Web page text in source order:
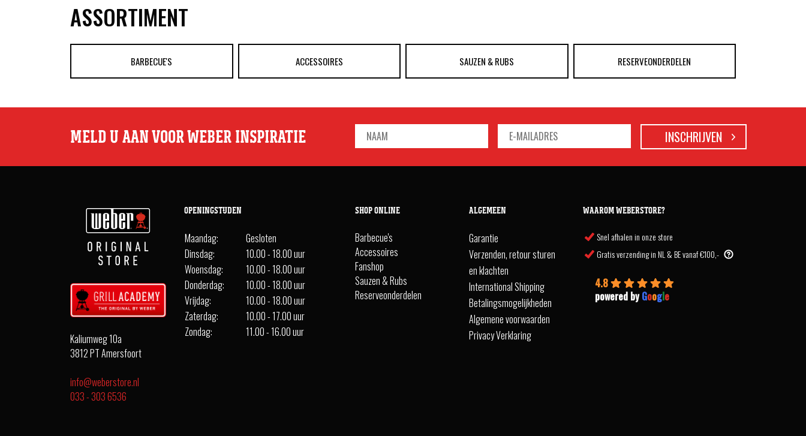
ASSORTIMENT
BARBECUE'S ACCESSOIRES SAUZEN & RUBS RESERVEONDERDELEN
MELD U AAN VOOR WEBER INSPIRATIE
Kaliumweg 10a
3812 PT Amersfoort
info@weberstore.nl
033 - 303 6536
OPENINGSTIJDEN
Maandag:
Gesloten
Dinsdag:
10.00 - 18.00 uur
Woensdag:
10.00 - 18.00 uur
Donderdag:
10.00 - 18.00 uur
Vrijdag:
10.00 - 18.00 uur
Zaterdag:
10.00 - 17.00 uur
Zondag:
11.00 - 16.00 uur
SHOP ONLINE
Barbecue's
Accessoires
Fanshop
Sauzen & Rubs
Reserveonderdelen
ALGEMEEN
Garantie
Verzenden, retour sturen
en klachten
International Shipping
Betalingsmogelijkheden
Algemene voorwaarden
Privacy Verklaring
WAAROM WEBERSTORE?
Snel afhalen in onze store
Gratis verzending in NL & BE vanaf €100,-
4.8
powered byGoogle